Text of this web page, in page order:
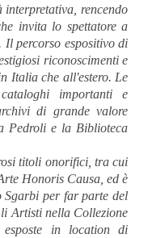
rencendo
invita lo spettatore a
Il percorso espositivo di
riconoscimenti e
Italia che all'estero. Le
importanti e
di grande valore
Pedroli e la Biblioteca
titoli onorifici, tra cui
Honoris Causa, ed è
Sgarbi per far parte del
Artisti nella Collezione
in location di